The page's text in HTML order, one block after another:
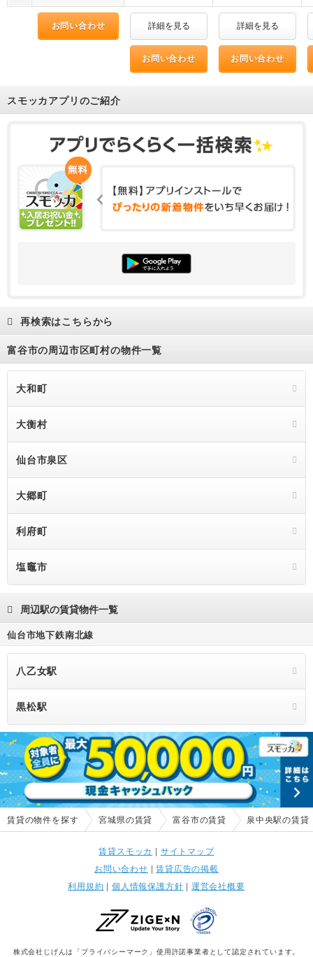
お問い合わせ 詳細を見る 詳細を見る
お問い合わせ お問い合わせ
スモッカアプリのご紹介
再検索はこちらから
富谷市の周辺市区町村の物件一覧
大和町
大衡村
仙台市泉区
大郷町
利府町
塩竈市
周辺駅の賃貸物件一覧
仙台市地下鉄南北線
八乙女駅
黒松駅
賃貸の物件を探す 宮城県の賃貸 富谷市の賃貸 泉中央駅の賃貸
賃貸スモッカ | サイトマップ
お問い合わせ |賃貸広告の掲載
利用規約 | 個人情報保護方針 | 運営会社概要
株式会社じげんは「プライバシーマーク」使用許諾事業者として認定されています。